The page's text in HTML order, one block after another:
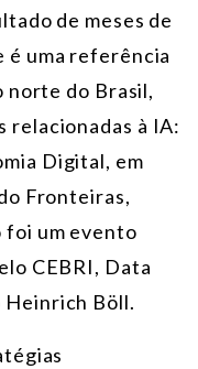
de meses de
é uma referência
norte do Brasil,
relacionadas à IA:
Digital, em
Fronteiras,
foi um evento
CEBRI, Data
Heinrich Böll.